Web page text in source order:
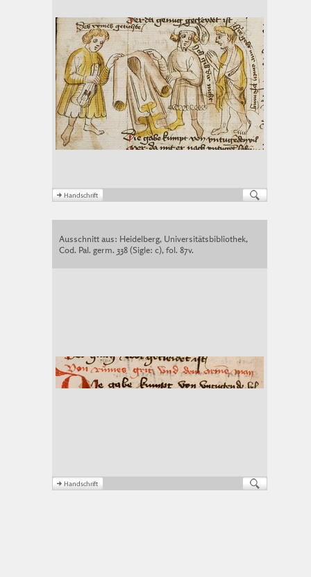
Ausschnitt aus: Heidelberg, Universitätsbibliothek,
Cod. Pal. germ. 338 (Sigle: c), fol. 87v.